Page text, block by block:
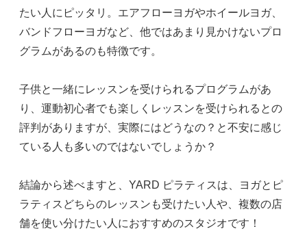
たい人にピッタリ。エアフローヨガやホイールヨガ、
バンドフローヨガなど、他ではあまり見かけないプロ
グラムがあるのも特徴です。
子供と一緒にレッスンを受けられるプログラムがあ
り、運動初心者でも楽しくレッスンを受けられるとの
評判がありますが、実際にはどうなの？と不安に感じ
ている人も多いのではないでしょうか？
結論から述べますと、YARD ピラティスは、ヨガとピ
ラティスどちらのレッスンも受けたい人や、複数の店
舗を使い分けたい人におすすめのスタジオです！